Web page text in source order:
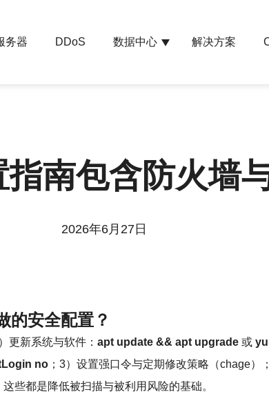
务器 DDoS 数据中心 解决方案
南包含防火墙
2026年6月27日
的安全配置 ？
更新系统与软件： apt update && apt upgrade 或
no ；3）设置强口令与定期修改策略（chage
些都是降低被扫描与被利用风险的基础。